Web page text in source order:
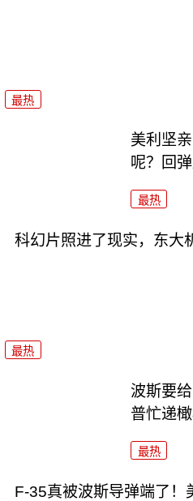
最热
美利坚
呢？回
最热
科幻片照进了现实，东大
最热
波斯要
普忙递橄
最热
F-35真被波斯导弹端了！